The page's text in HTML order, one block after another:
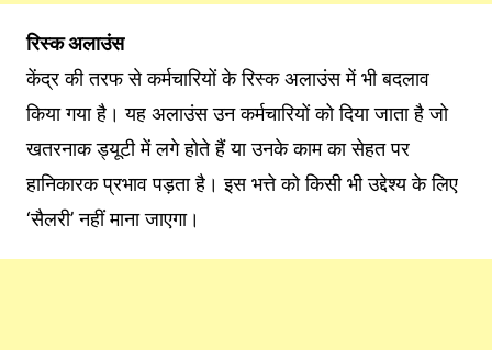
र‍िस्‍क अलाउंस
केंद्र की तरफ से कर्मचार‍ियों के र‍िस्‍क अलाउंस में भी बदलाव
क‍िया गया है। यह अलाउंस उन कर्मचारियों को दिया जाता है जो
खतरनाक ड्यूटी में लगे होते हैं या उनके काम का सेहत पर
हानिकारक प्रभाव पड़ता है। इस भत्ते को किसी भी उद्देश्य के लिए
‘सैलरी’ नहीं माना जाएगा।